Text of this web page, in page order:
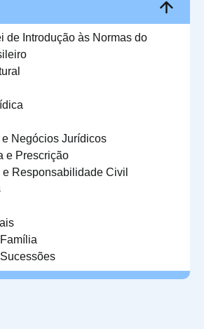
de Introdução às Normas do
Negócios Jurídicos
e Prescrição
Responsabilidade Civil